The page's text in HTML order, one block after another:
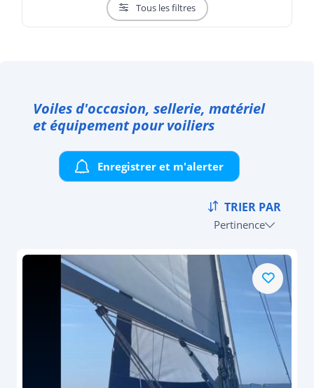
Tous les filtres
Voiles d'occasion, sellerie, matériel
et équipement pour voiliers
Enregistrer et m'alerter
TRIER PAR
Pertinence